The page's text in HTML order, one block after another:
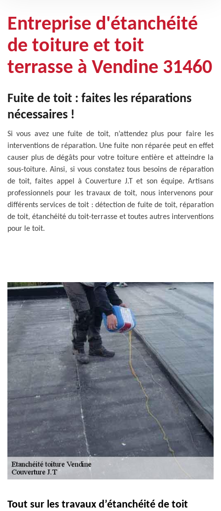
Entreprise d'étanchéité
de toiture et toit
terrasse à Vendine 31460
Fuite de toit : faites les réparations
nécessaires !
Si vous avez une fuite de toit, n’attendez plus pour faire les
interventions de réparation. Une fuite non réparée peut en effet
causer plus de dégâts pour votre toiture entière et atteindre la
sous-toiture. Ainsi, si vous constatez tous besoins de réparation
de toit, faites appel à Couverture J.T et son équipe. Artisans
professionnels pour les travaux de toit, nous intervenons pour
différents services de toit : détection de fuite de toit, réparation
de toit, étanchéité du toit-terrasse et toutes autres interventions
pour le toit.
Tout sur les travaux d’étanchéité de toit